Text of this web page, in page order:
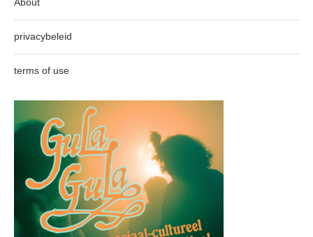
About
privacybeleid
terms of use